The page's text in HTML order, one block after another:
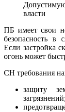
власти
ПБ имеет свои
безопасность в
Если застройка
огонь может
СН требования
защиту
загрязнений;